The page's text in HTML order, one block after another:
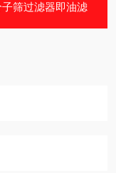
筛过滤器即油滤